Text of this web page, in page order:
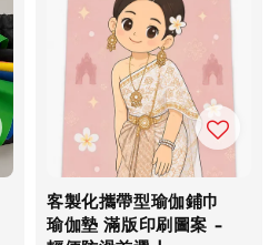
客製化攜帶型瑜伽鋪巾
瑜伽墊 滿版印刷圖案 -